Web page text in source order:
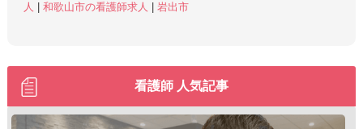
人
和歌山市の看護師求人 岩出市
看護師 人気記事